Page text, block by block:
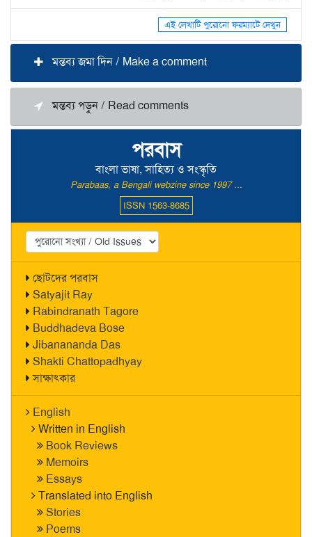
পরবাস
বাংলা ভাষা, সাহিত্য ও সংস্কৃতি
Parabaas, a Bengali webzine since 1997 ...
ISSN 1563-8685
ছোটদের পরবাস
Satyajit Ray
Rabindranath Tagore
Buddhadeva Bose
Jibanananda Das
Shakti Chattopadhyay
সাক্ষাৎকার
English
Written in English
Book Reviews
Memoirs
Essays
Translated into English
Stories
Poems
এই লেখাটি পুরোনো ফরম্যাটে দেখুন
মন্তব্য জমা দিন / Make a comment
মন্তব্য পড়ুন / Read comments